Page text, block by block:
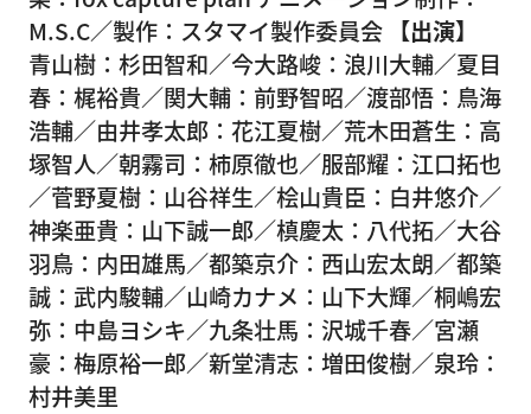
M.S.C／製作：スタマイ製作委員会 【出演】
青山樹：杉田智和／今大路峻：浪川大輔／夏目
春：梶裕貴／関大輔：前野智昭／渡部悟：鳥海
浩輔／由井孝太郎：花江夏樹／荒木田蒼生：高
塚智人／朝霧司：柿原徹也／服部耀：江口拓也
／菅野夏樹：山谷祥生／桧山貴臣：白井悠介／
神楽亜貴：山下誠一郎／槙慶太：八代拓／大谷
羽鳥：内田雄馬／都築京介：西山宏太朗／都築
誠：武内駿輔／山崎カナメ：山下大輝／桐嶋宏
弥：中島ヨシキ／九条壮馬：沢城千春／宮瀬
豪：梅原裕一郎／新堂清志：増田俊樹／泉玲：
村井美里